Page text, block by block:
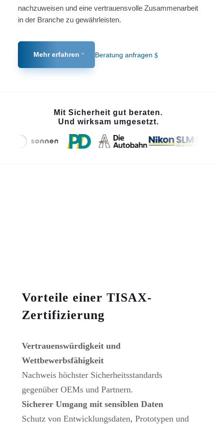
nachzuweisen und eine vertrauensvolle Zusammenarbeit
in der Branche zu gewährleisten.
Mehr erfahren Beratung anfragen
Mit Sicherheit gut beraten.
Und wirksam umgesetzt.
Vorteile einer TISAX-
Zertifizierung
Vertrauenswürdigkeit und
Wettbewerbsfähigkeit
Nachweis höchster Sicherheitsstandards
gegenüber OEMs und Partnern.
Sicherer Umgang mit sensiblen Daten
Schutz von Entwicklungsdaten, Prototypen und